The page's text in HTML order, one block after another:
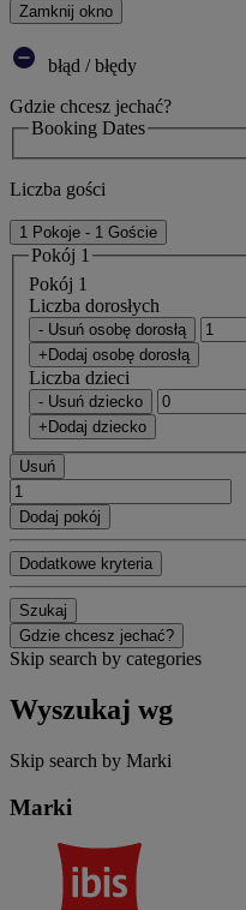
Zamknij okno
błąd / błędy
Gdzie chcesz jechać?
Booking Dates
Liczba gości
1 Pokoje - 1 Goście
Pokój 1
Pokój 1
Liczba dorosłych
- Usuń osobę dorosłą
+Dodaj osobę dorosłą
Liczba dzieci
- Usuń dziecko
+Dodaj dziecko
Usuń
Dodaj pokój
Dodatkowe kryteria
Szukaj
Gdzie chcesz jechać?
Skip search by categories
Wyszukaj wg
Skip search by Marki
Marki